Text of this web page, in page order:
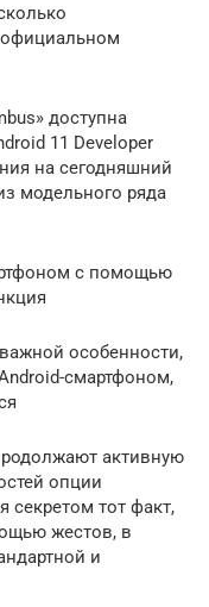
доступна
11 Developer
на сегодняшний
модельного ряда
с помощью
особенности,
смартфоном,
активную
опции
секретом тот факт,
жестов, в
и